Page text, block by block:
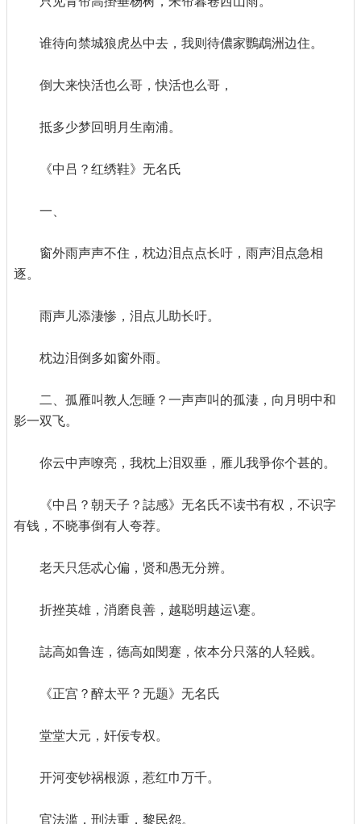
谁待向禁城狼虎丛中去，我则待儂家鸚鵡洲边住。
倒大来快活也么哥，快活也么哥，
抵多少梦回明月生南浦。
《中吕？红绣鞋》无名氏
一、
窗外雨声声不住，枕边泪点点长吁，雨声泪点急相
逐。
雨声儿添淒惨，泪点儿助长吁。
枕边泪倒多如窗外雨。
二、孤雁叫教人怎睡？一声声叫的孤淒，向月明中和
影一双飞。
你云中声嘹亮，我枕上泪双垂，雁儿我爭你个甚的。
《中吕？朝天子？誌感》无名氏不读书有权，不识字
有钱，不晓事倒有人夸荐。
老天只恁忒心偏，贤和愚无分辨。
折挫英雄，消磨良善，越聪明越运\蹇。
誌高如鲁连，德高如閔蹇，依本分只落的人轻贱。
《正宫？醉太平？无题》无名氏
堂堂大元，奸佞专权。
开河变钞祸根源，惹红巾万千。
官法滥，刑法重，黎民怨。